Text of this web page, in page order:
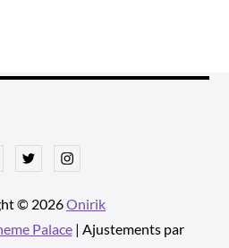
TwitterInstagram
© 2026Onirik
Palace| Ajustements par